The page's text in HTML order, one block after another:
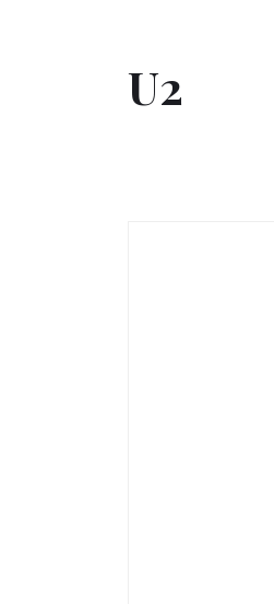
U2